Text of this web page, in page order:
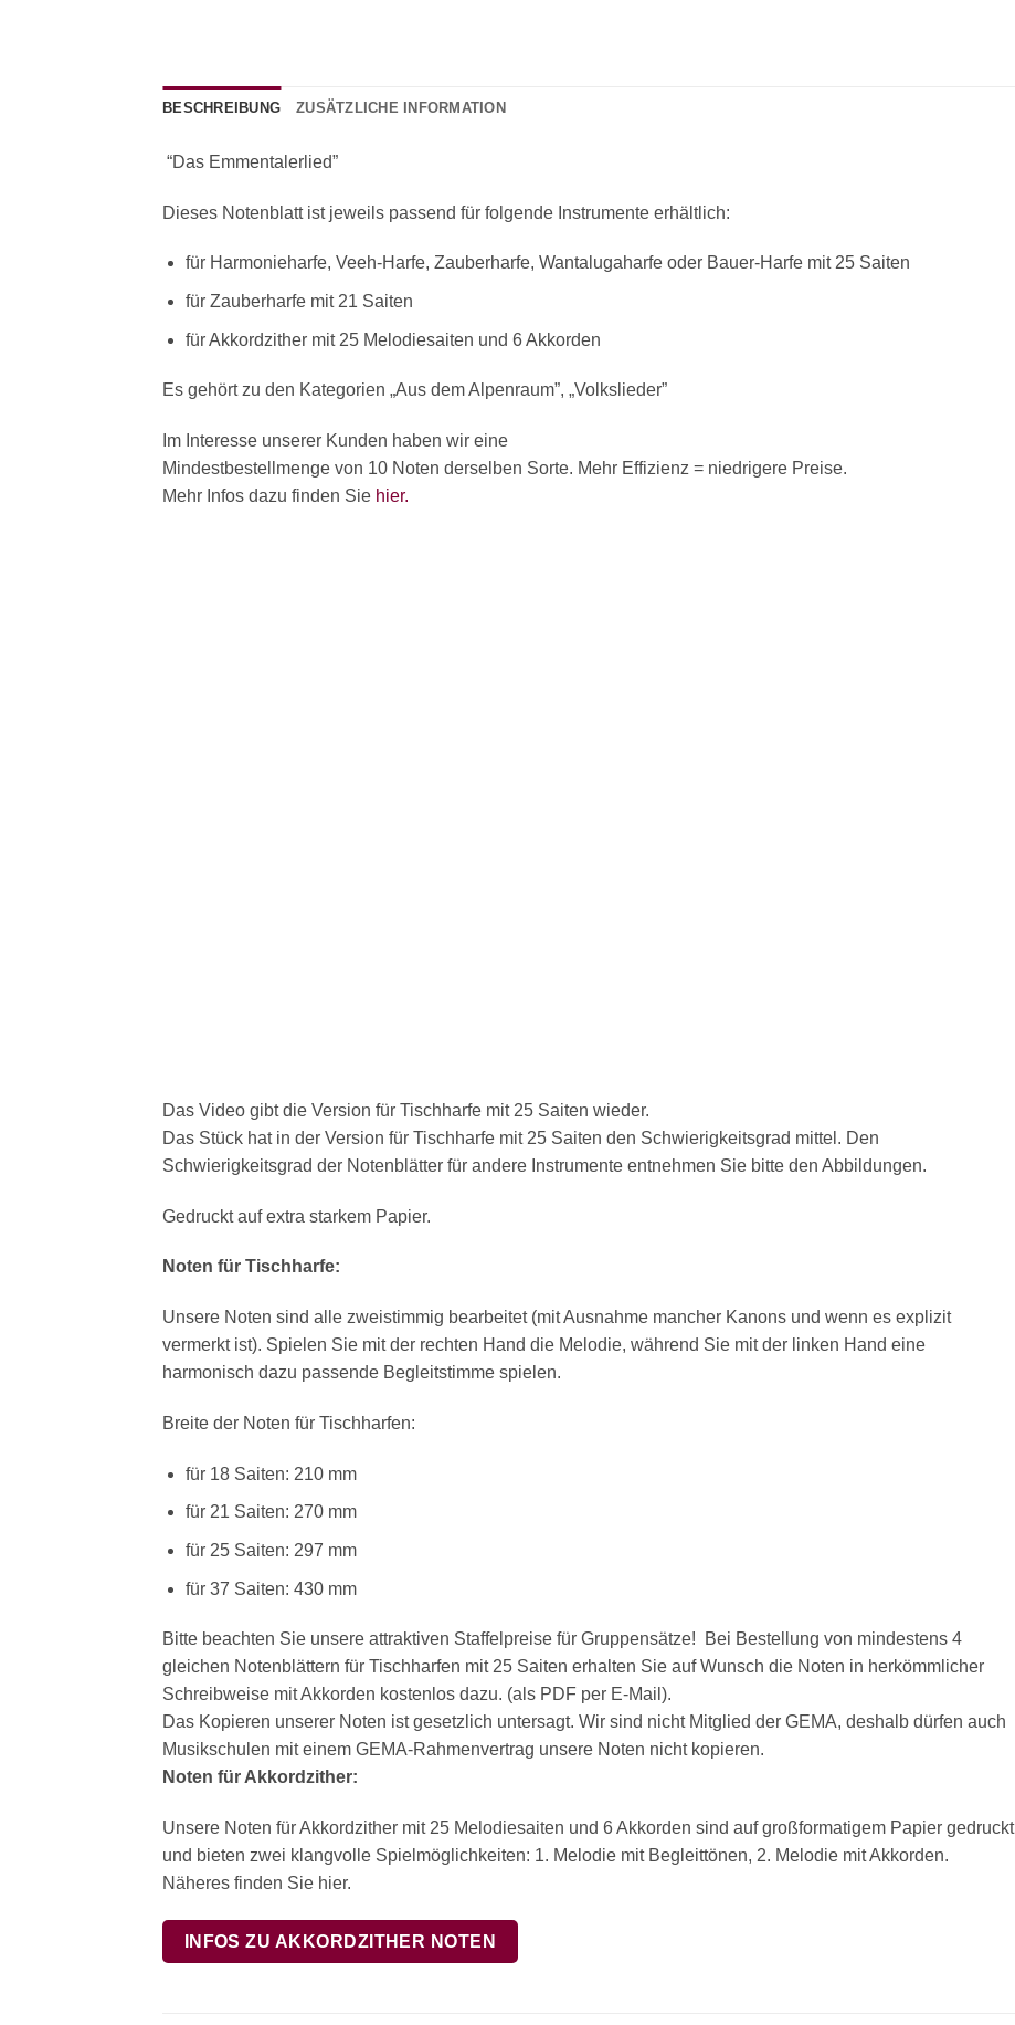
BESCHREIBUNG ZUSÄTZLICHE INFORMATION
“Das Emmentalerlied”
Dieses Notenblatt ist jeweils passend für folgende Instrumente erhältlich:
für Harmonieharfe, Veeh-Harfe, Zauberharfe, Wantalugaharfe oder Bauer-Harfe mit 25 Saiten
für Zauberharfe mit 21 Saiten
für Akkordzither mit 25 Melodiesaiten und 6 Akkorden
Es gehört zu den Kategorien „Aus dem Alpenraum”, „Volkslieder”
Im Interesse unserer Kunden haben wir eine
Mindestbestellmenge von 10 Noten derselben Sorte. Mehr Effizienz = niedrigere Preise.
Mehr Infos dazu finden Sie hier.
Das Video gibt die Version für Tischharfe mit 25 Saiten wieder.
Das Stück hat in der Version für Tischharfe mit 25 Saiten den Schwierigkeitsgrad mittel. Den
Schwierigkeitsgrad der Notenblätter für andere Instrumente entnehmen Sie bitte den Abbildungen.
Gedruckt auf extra starkem Papier.
Noten für Tischharfe:
Unsere Noten sind alle zweistimmig bearbeitet (mit Ausnahme mancher Kanons und wenn es explizit
vermerkt ist). Spielen Sie mit der rechten Hand die Melodie, während Sie mit der linken Hand eine
harmonisch dazu passende Begleitstimme spielen.
Breite der Noten für Tischharfen:
für 18 Saiten: 210 mm
für 21 Saiten: 270 mm
für 25 Saiten: 297 mm
für 37 Saiten: 430 mm
Bitte beachten Sie unsere attraktiven Staffelpreise für Gruppensätze! Bei Bestellung von mindestens 4
gleichen Notenblättern für Tischharfen mit 25 Saiten erhalten Sie auf Wunsch die Noten in herkömmlicher
Schreibweise mit Akkorden kostenlos dazu. (als PDF per E-Mail).
Das Kopieren unserer Noten ist gesetzlich untersagt. Wir sind nicht Mitglied der GEMA, deshalb dürfen auch
Musikschulen mit einem GEMA-Rahmenvertrag unsere Noten nicht kopieren.
Noten für Akkordzither:
Unsere Noten für Akkordzither mit 25 Melodiesaiten und 6 Akkorden sind auf großformatigem Papier gedruckt
und bieten zwei klangvolle Spielmöglichkeiten: 1. Melodie mit Begleittönen, 2. Melodie mit Akkorden.
Näheres finden Sie hier.
INFOS ZU AKKORDZITHER NOTEN